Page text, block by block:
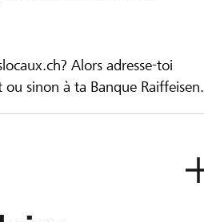
Alors adresse-toi
sinon à ta Banque Raiffeisen.